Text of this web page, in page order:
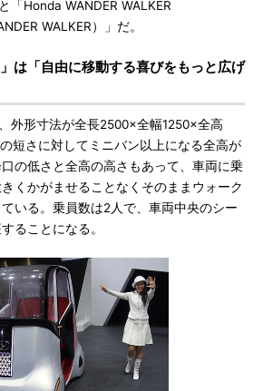
「Honda WANDER WALKER
WALKER）」だ。
は「自由に移動する喜びをもっと広げ
外形寸法が全長2500×全幅1250×全高
短さに対してミニバン以上になる全高が
の低さと全高の高さもあって、車両に乗
くかがませることなくそのままウォーク
いる。乗員数は2人で、車両中央のシー
ることになる。